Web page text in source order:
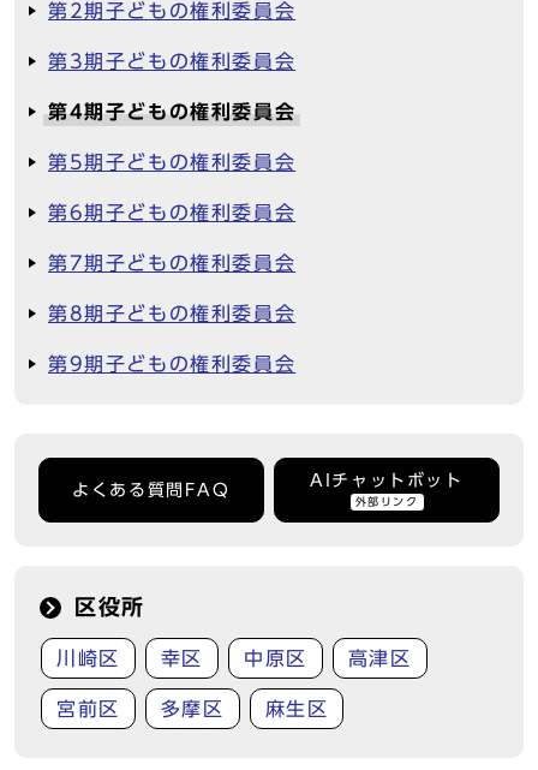
第2期子どもの権利委員会
第3期子どもの権利委員会
第4期子どもの権利委員会
第5期子どもの権利委員会
第6期子どもの権利委員会
第7期子どもの権利委員会
第8期子どもの権利委員会
第9期子どもの権利委員会
よくある質問FAQ
AIチャットボット
外部リンク
区役所
川崎区 幸区 中原区 高津区
宮前区 多摩区 麻生区